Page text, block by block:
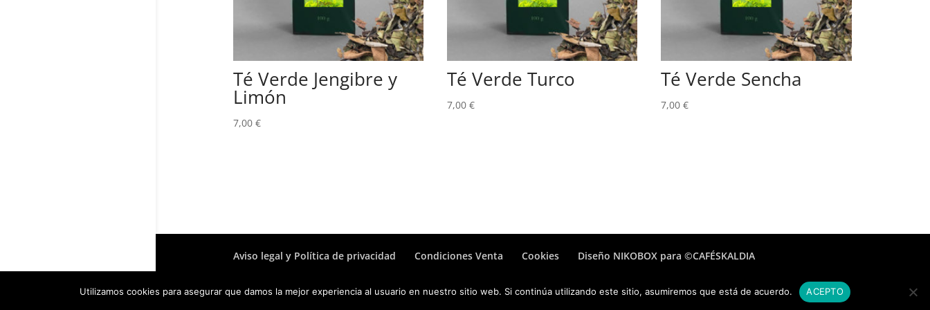
Té Verde Jengibre y
Limón
7,00 €
Té Verde Turco
7,00€
Té Verde Sencha
7,00€
Aviso legal y Política de privacidad Condiciones Venta Cookies
Diseño NIKOBOX para ©CAFÉSKALDIA
Utilizamos cookies para asegurar que damos la mejor experiencia al usuario en nuestro sitio web. Si continúa utilizando este sitio, asumiremos que está de acuerdo. ACEPTO